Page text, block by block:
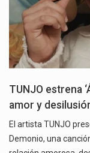
TUNJO estrena
amor y
El artista TUNJO
Demonio, una